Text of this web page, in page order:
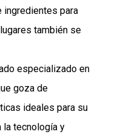
ingredientes para
también se
especializado en
goza de
ideales para su
la tecnología y